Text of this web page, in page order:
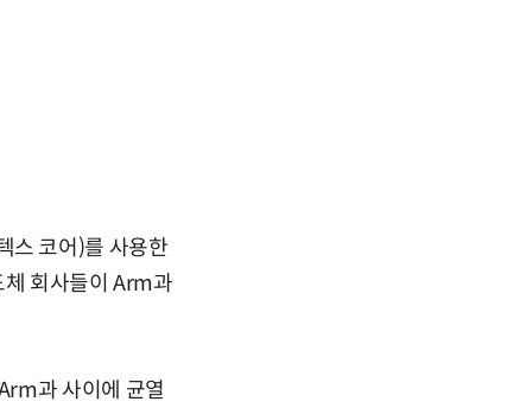
스 코어)를 사용한
체 회사들이 Arm과
과 사이에 균열